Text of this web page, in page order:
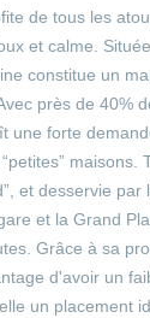
de tous les
et calme.
constitue un
près de 40%
une forte
maisons.
et desservie par
et la Grand
Grâce à sa
d'avoir un
un placement